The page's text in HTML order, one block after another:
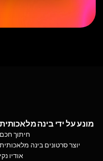
מונע על ידי בינה מלאכותית
חיתוך חכם
יוצר סרטונים בינה מלאכותית
אודיו נקי